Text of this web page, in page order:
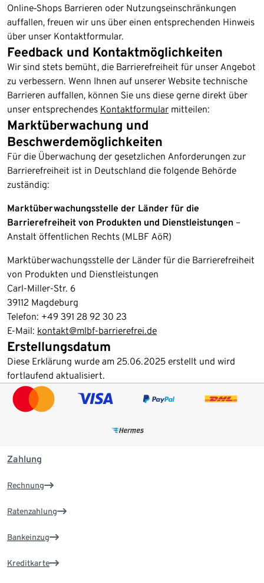
Online‑Shops Barrieren oder Nutzungseinschränkungen
auffallen, freuen wir uns über einen entsprechenden Hinweis
über unser Kontaktformular.
Feedback und Kontaktmöglichkeiten
Wir sind stets bemüht, die Barrierefreiheit für unser Angebot
zu verbessern. Wenn Ihnen auf unserer Website technische
Barrieren auffallen, können Sie uns diese gerne direkt über
unser entsprechendes Kontaktformular mitteilen:
Marktüberwachung und
Beschwerdemöglichkeiten
Für die Überwachung der gesetzlichen Anforderungen zur
Barrierefreiheit ist in Deutschland die folgende Behörde
zuständig:
Marktüberwachungsstelle der Länder für die
Barrierefreiheit von Produkten und Dienstleistungen –
Anstalt öffentlichen Rechts (MLBF AöR)
Marktüberwachungsstelle der Länder für die Barrierefreiheit
von Produkten und Dienstleistungen
Carl-Miller-Str. 6
39112 Magdeburg
Telefon: +49 391 28 92 30 23
E-Mail: kontakt@mlbf-barrierefrei.de
Erstellungsdatum
Diese Erklärung wurde am 25.06.2025 erstellt und wird
fortlaufend aktualisiert.
Zahlung
Rechnung
Ratenzahlung
Bankeinzug
Kreditkarte